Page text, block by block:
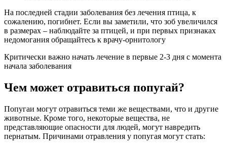
На последней стадии заболевания без лечения птица, к
сожалению, погибнет. Если вы заметили, что зоб увеличился
в размерах – наблюдайте за птицей, и при первых признаках
недомогания обращайтесь к врачу-орнитологу
Критически важно начать лечение в первые 2-3 дня с момента
начала заболевания
Чем может отравиться попугай?
Попугаи могут отравиться теми же веществами, что и другие
животные. Кроме того, некоторые вещества, не
представляющие опасности для людей, могут навредить
пернатым. Причинами отравления у попугая могут стать: